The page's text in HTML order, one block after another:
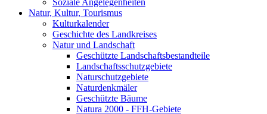
Soziale Angelegenheiten
Natur, Kultur, Tourismus
Kulturkalender
Geschichte des Landkreises
Natur und Landschaft
Geschützte Landschaftsbestandteile
Landschaftsschutzgebiete
Naturschutzgebiete
Naturdenkmäler
Geschützte Bäume
Natura 2000 - FFH-Gebiete